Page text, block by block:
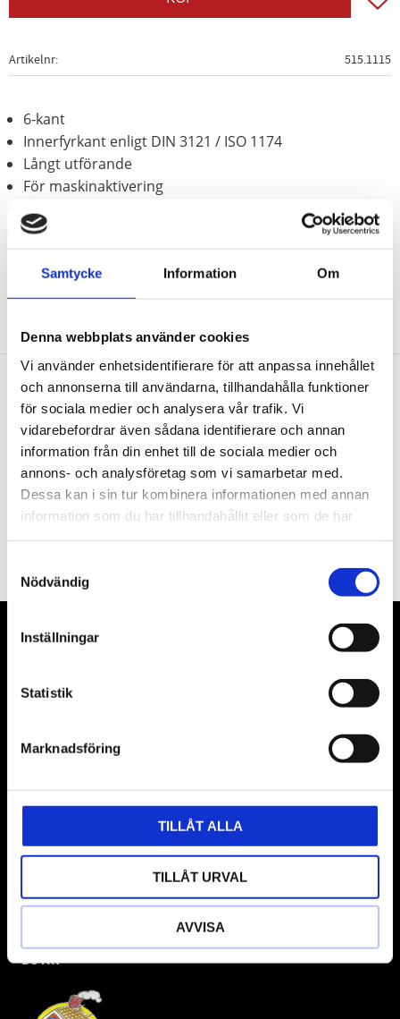
Samtycke Information Om
Denna webbplats använder cookies
Vi använder enhetsidentifierare för att anpassa innehållet
och annonserna till användarna, tillhandahålla funktioner
för sociala medier och analysera vår trafik. Vi
vidarebefordrar även sådana identifierare och annan
information från din enhet till de sociala medier och
annons- och analysföretag som vi samarbetar med.
Dessa kan i sin tur kombinera informationen med annan
information som du har tillhandahållit eller som de har
Nödvändig
Inställningar
Statistik
Marknadsföring
TILLÅT ALLA
TILLÅT URVAL
AVVISA
Artikelnr 515.1115
6-kant
Innerfyrkant enligt DIN 3121 / ISO 1174
Långt utförande
För maskinaktivering
Behandlat med fosfor
Krom molybden
Nyhetsbrev
PRENUMERERA
VÅRA LEVERANTÖRER
Våra främsta leverantörer är KS Tools verktyg, ATH billyftar
& däckmaskiner och Master luftmaskiner. Kontakta oss
gärna om vad som helst då vi gör vårt yttersta för att hjälpa
kunden.
BUTIK